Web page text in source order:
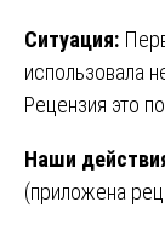
Ситуация:
использовала
Рецензия это
Наши
(приложена